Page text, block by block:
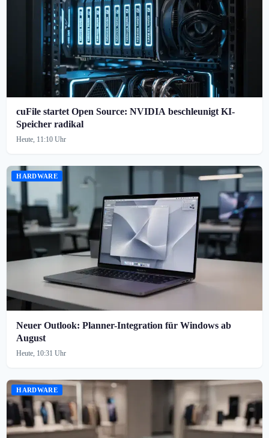
cuFile startet Open Source: NVIDIA beschleunigt KI-
Speicher radikal
Heute, 11:10 Uhr
HARDWARE
Neuer Outlook: Planner-Integration für Windows ab
August
Heute, 10:31 Uhr
HARDWARE